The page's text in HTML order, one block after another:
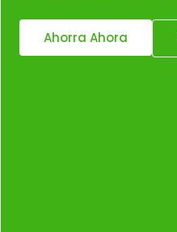
Ahorra Ahora